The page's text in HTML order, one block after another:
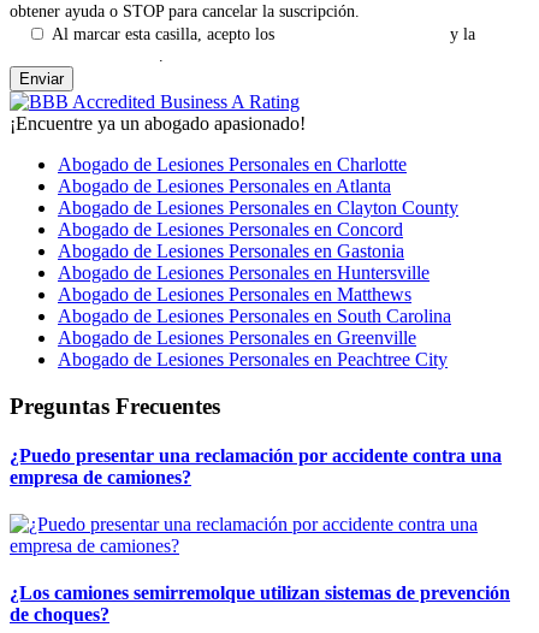
obtener ayuda o STOP para cancelar la suscripción.
Al marcar esta casilla, acepto los
y la
¡Encuentre ya un abogado apasionado!
Abogado de Lesiones Personales en Charlotte
Abogado de Lesiones Personales en Atlanta
Abogado de Lesiones Personales en Clayton County
Abogado de Lesiones Personales en Concord
Abogado de Lesiones Personales en Gastonia
Abogado de Lesiones Personales en Huntersville
Abogado de Lesiones Personales en Matthews
Abogado de Lesiones Personales en South Carolina
Abogado de Lesiones Personales en Greenville
Abogado de Lesiones Personales en Peachtree City
Preguntas Frecuentes
¿Puedo presentar una reclamación por accidente contra una
empresa de camiones?
¿Los camiones semirremolque utilizan sistemas de prevención
de choques?